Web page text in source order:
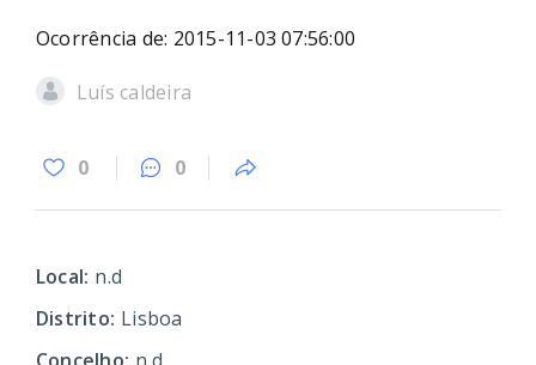
Ocorrência de: 2015-11-03 07:56:00
Luís caldeira
0 0
Local: n.d
Distrito: Lisboa